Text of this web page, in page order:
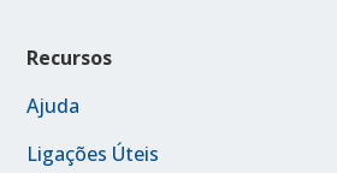
Recursos
Ajuda
Ligações Úteis